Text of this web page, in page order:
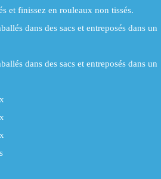
et finissez en rouleaux non tissés.
dans des sacs et entreposés dans un
dans des sacs et entreposés dans un